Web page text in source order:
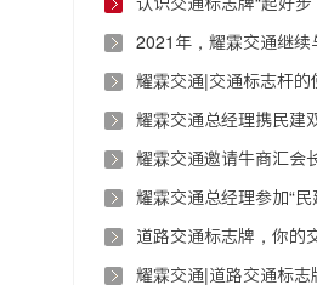
认识交通标志牌“起好步
耀霖交通|交通标志杆的